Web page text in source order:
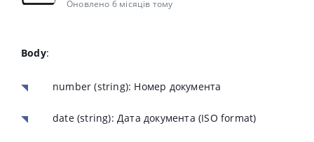
Оновлено 6 місяців тому
Body:
number (string): Номер документа
date (string): Дата документа (ISO format)